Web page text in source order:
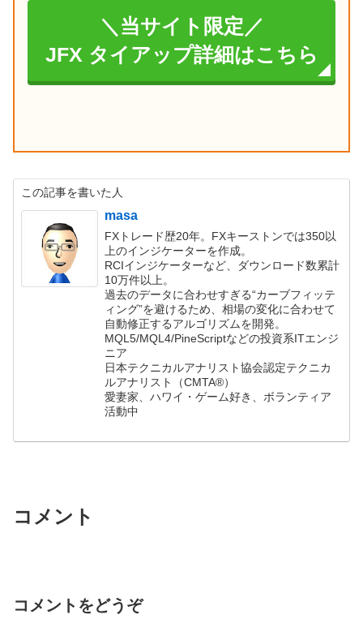
＼当サイト限定／
JFX タイアップ詳細はこちら
この記事を書いた人
masa
FXトレード歴20年。FXキーストンでは350以
上のインジケーターを作成。
RCIインジケーターなど、ダウンロード数累計
10万件以上。
過去のデータに合わせすぎる“カーブフィッテ
ィング”を避けるため、相場の変化に合わせて
自動修正するアルゴリズムを開発。
MQL5/MQL4/PineScriptなどの投資系ITエンジ
ニア
日本テクニカルアナリスト協会認定テクニカ
ルアナリスト（CMTA®）
愛妻家、ハワイ・ゲーム好き、ボランティア
活動中
コメント
コメントをどうぞ